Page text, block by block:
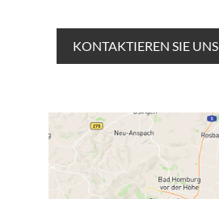
KONTAKTIEREN SIE UNS